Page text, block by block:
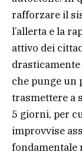
rafforzare il
l’allerta e la
attivo dei
che punge un
trasmettere a
5 giorni, per
improvvise
fondamentale